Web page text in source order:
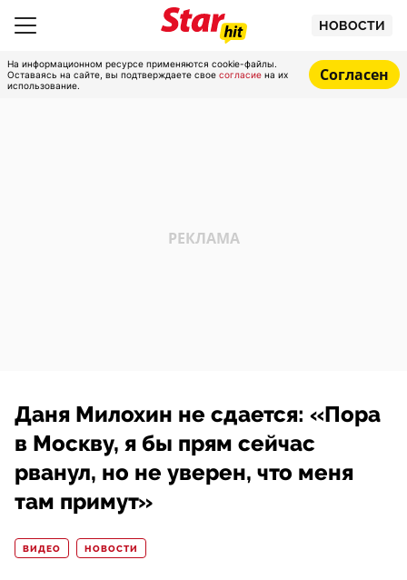
НОВОСТИ
На информационном ресурсе применяются cookie-файлы.
Оставаясь на сайте, вы подтверждаете свое согласие на их
использование.
Согласен
Даня Милохин не сдается: «Пора
в Москву, я бы прям сейчас
рванул, но не уверен, что меня
там примут»
ВИДЕО НОВОСТИ